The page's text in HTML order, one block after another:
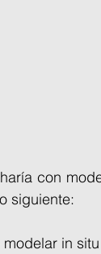
con
siguiente:
in situ